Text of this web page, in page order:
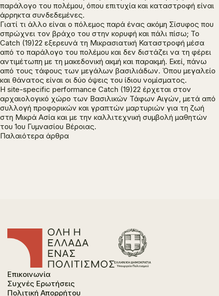
παράλογο του πολέμου, όπου επιτυχία και καταστροφή είναι
άρρηκτα συνδεδεμένες.
Γιατί τι άλλο είναι ο πόλεμος παρά ένας ακόμη Σίσυφος που
σπρώχνει τον βράχο του στην κορυφή και πάλι πίσω; Το
Catch (19)22 εξερευνά τη Μικρασιατική Καταστροφή μέσα
από το παράλογο του πολέμου και δεν διστάζει να τη φέρει
αντιμέτωπη με τη μακεδονική ακμή και παρακμή. Εκεί, πάνω
από τους τάφους των μεγάλων βασιλιάδων. Όπου μεγαλείο
και θάνατος είναι οι δύο όψεις του ίδιου νομίσματος.
H site-specific performance Catch (19)22 έρχεται στον
αρχαιολογικό χώρο των Βασιλικών Τάφων Αιγών, μετά από
συλλογή προφορικών και γραπτών μαρτυριών για τη ζωή
στη Μικρά Ασία και με την καλλιτεχνική συμβολή μαθητών
του 1ου Γυμνασίου Βέροιας.
Πλοήγηση
Παλαιότερα άρθρα
Επικοινωνία
Συχνές Ερωτήσεις
Πολιτική Απορρήτου